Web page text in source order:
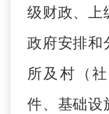
级财政、上
政府安排和
所及村（
件、基础设